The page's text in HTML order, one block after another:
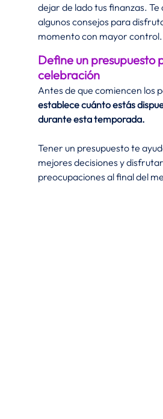
dejar de lado tus finanzas.
algunos consejos para
momento con mayor control.
Define un presupuesto
celebración
Antes de que comiencen los
establece cuánto estás
durante esta temporada.
Tener un presupuesto te
mejores decisiones y
preocupaciones al final del